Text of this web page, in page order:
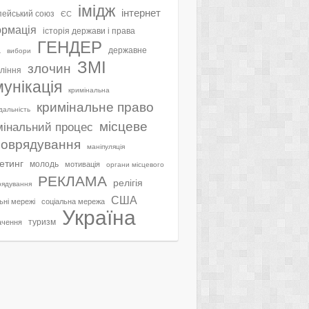
союз ЄС імідж інтернет
історія держави і права
вибори ГЕНДЕР державне
злочин ЗМІ
кримінальна
кримінальне право
процес місцеве
маніпуляція
молодь мотивація органи місцевого
РЕКЛАМА релігія
мережі соціальна мережа США
туризм Україна